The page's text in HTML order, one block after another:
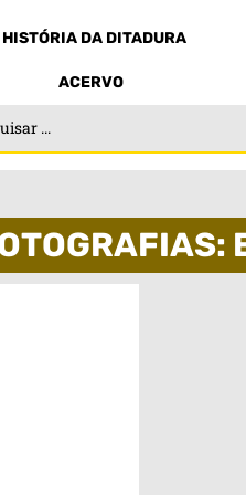
HISTÓRIA DA DITADURA
ACERVO